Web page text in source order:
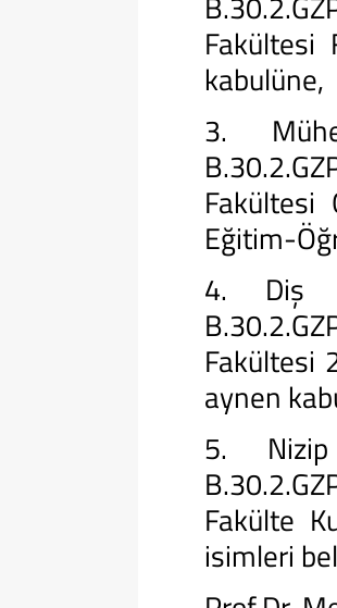
Fakültesi
kabulüne,
3.
Fakültesi
Eğitim-
4. Diş
Fakültesi
aynen
5. Nizip
Fakülte
isimleri